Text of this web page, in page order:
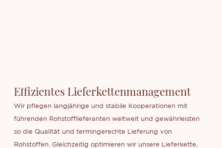
Effizientes Lieferkettenmanagement
Wir pflegen langjährige und stabile Kooperationen mit
führenden Rohstofflieferanten weltweit und gewährleisten
so die Qualität und termingerechte Lieferung von
Rohstoffen. Gleichzeitig optimieren wir unsere Lieferkette,